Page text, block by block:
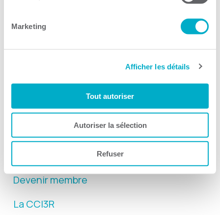
Marketing
Afficher les détails
Tout autoriser
Autoriser la sélection
Refuser
Gala Radisson
Solutions RH
Devenir membre
La CCI3R